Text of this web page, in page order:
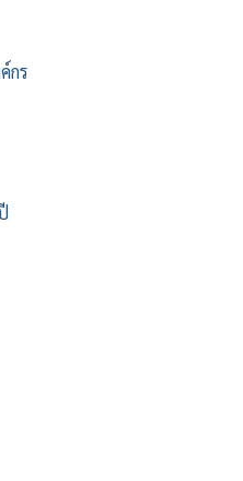
กร